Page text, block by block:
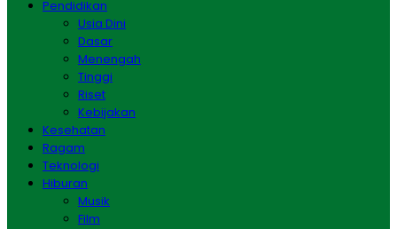
Pendidikan
Usia Dini
Dasar
Menengah
Tinggi
Riset
Kebijakan
Kesehatan
Ragam
Teknologi
Hiburan
Musik
Film